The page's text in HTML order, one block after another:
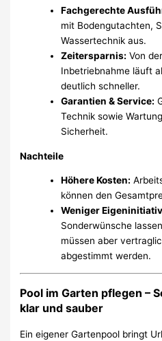
Fachgerechte
mit Bodengutachten,
Wassertechnik aus.
Zeitersparnis: Von
Inbetriebnahme läuft
deutlich schneller.
Garantien & Service:
Technik sowie
Sicherheit.
Nachteile
Höhere Kosten:
können den
Weniger
Sonderwünsche
müssen aber
abgestimmt werden.
Pool im Garten pflegen –
klar und sauber
Ein eigener Gartenpool bringt